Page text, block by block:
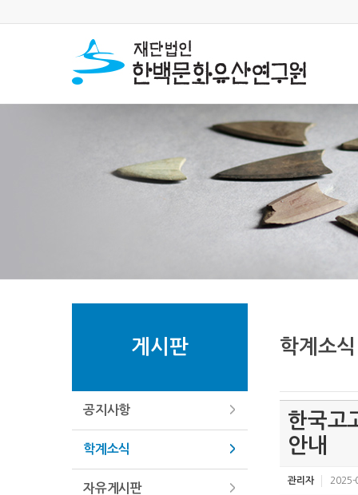
게시판
공지사항
학계소식
자유게시판
학계소식
한국고
안내
관리자 2025-